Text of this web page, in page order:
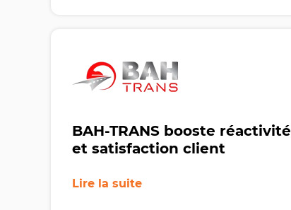
BAH-TRANS booste réactivité
et satisfaction client
Lire la suite